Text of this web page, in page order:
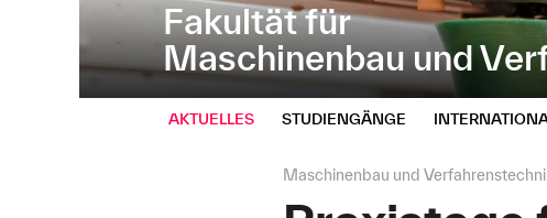
Fakultät für
Maschinenbau und
AKTUELLES STUDIENGÄNGE
Seitenpfad:
Maschinenbau und